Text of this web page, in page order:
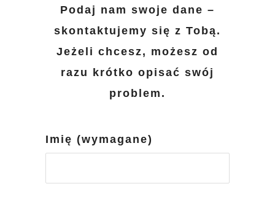
Podaj nam swoje dane –
skontaktujemy się z Tobą.
Jeżeli chcesz, możesz od
razu krótko opisać swój
problem.
Imię (wymagane)